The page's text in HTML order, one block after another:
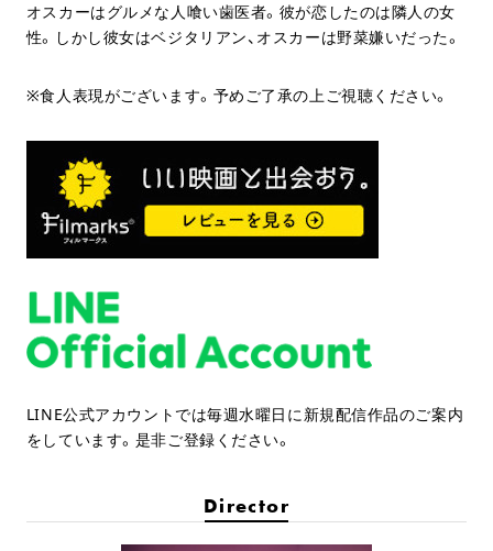
オスカーはグルメな人喰い歯医者。彼が恋したのは隣人の女
性。しかし彼女はベジタリアン、オスカーは野菜嫌いだった。
※食人表現がございます。予めご了承の上ご視聴ください。
LINE公式アカウントでは毎週水曜日に新規配信作品のご案内
をしています。是非ご登録ください。
Director